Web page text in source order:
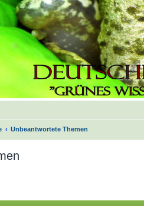
Unbeantwortete Themen